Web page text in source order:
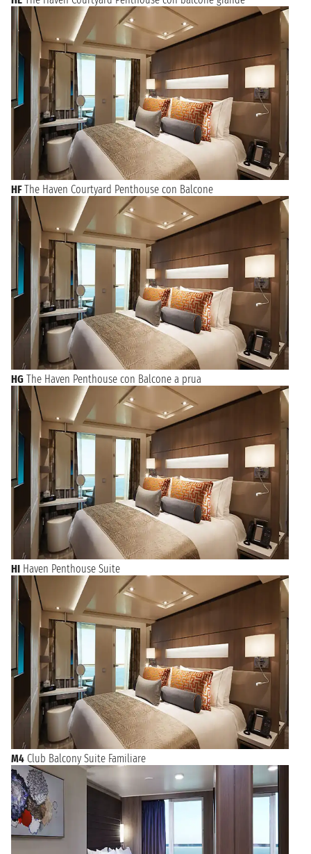
HF The Haven Courtyard Penthouse con Balcone
HG The Haven Penthouse con Balcone a prua
HI Haven Penthouse Suite
M4 Club Balcony Suite Familiare